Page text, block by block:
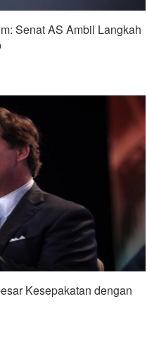
Senat AS Ambil Langkah
Kesepakatan dengan